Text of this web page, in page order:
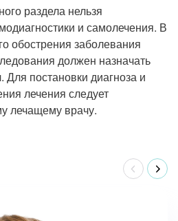
раздела нельзя
и самолечения. В
обострения заболевания
должен назначать
Для постановки диагноза и
лечения следует
лечащему врачу.